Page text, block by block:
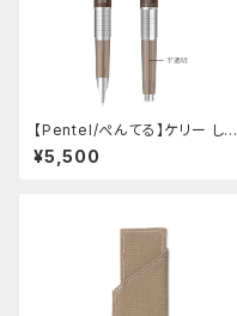
【Pentel/ぺんてる】ケリー しー
さーコラボ限定カラー
¥5,500